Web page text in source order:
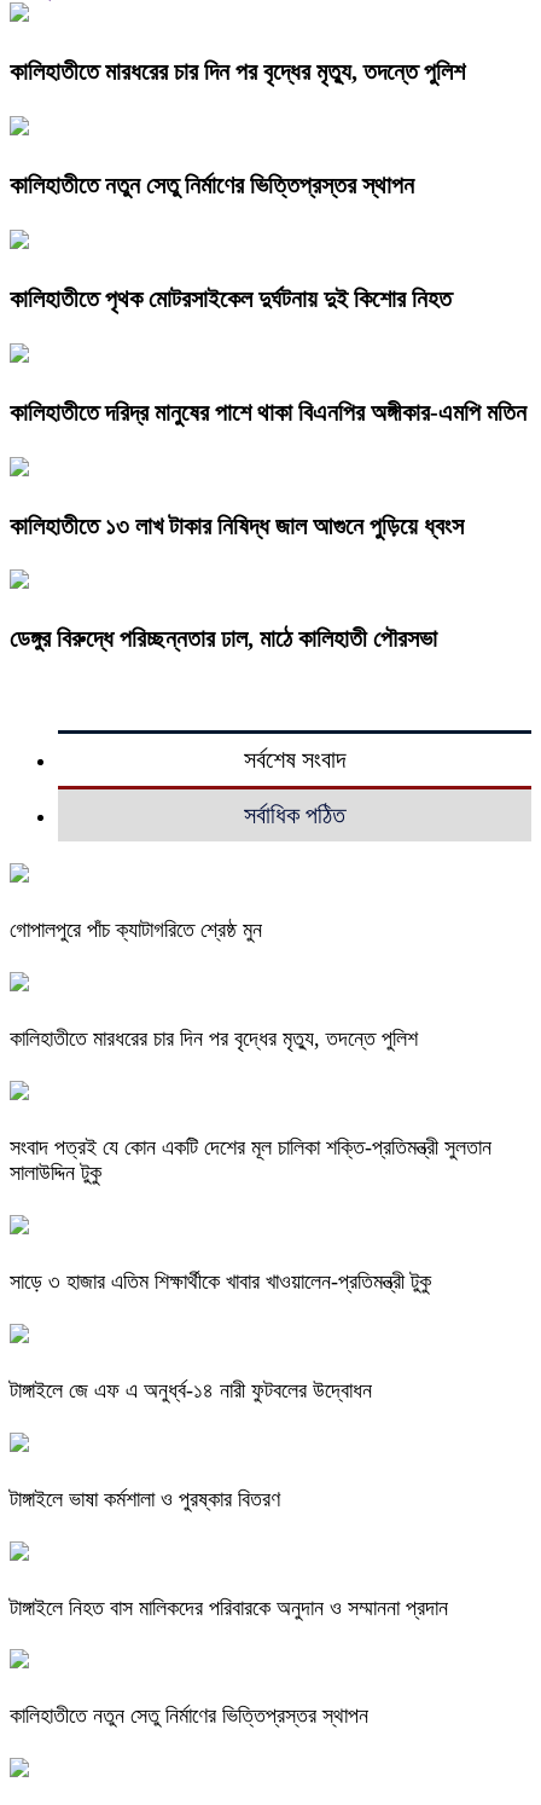
কালিহাতীতে মারধরের চার দিন পর বৃদ্ধের মৃত্যু, তদন্তে পুলিশ
কালিহাতীতে নতুন সেতু নির্মাণের ভিত্তিপ্রস্তর স্থাপন
কালিহাতীতে পৃথক মোটরসাইকেল দুর্ঘটনায় দুই কিশোর নিহত
কালিহাতীতে দরিদ্র মানুষের পাশে থাকা বিএনপির অঙ্গীকার-এমপি মতিন
কালিহাতীতে ১৩ লাখ টাকার নিষিদ্ধ জাল আগুনে পুড়িয়ে ধ্বংস
ডেঙ্গুর বিরুদ্ধে পরিচ্ছন্নতার ঢাল, মাঠে কালিহাতী পৌরসভা
সর্বশেষ সংবাদ
সর্বাধিক পঠিত
গোপালপুরে পাঁচ ক্যাটাগরিতে শ্রেষ্ঠ মুন
কালিহাতীতে মারধরের চার দিন পর বৃদ্ধের মৃত্যু, তদন্তে পুলিশ
সংবাদ পত্রই যে কোন একটি দেশের মূল চালিকা শক্তি-প্রতিমন্ত্রী সুলতান
সালাউদ্দিন টুকু
সাড়ে ৩ হাজার এতিম শিক্ষার্থীকে খাবার খাওয়ালেন-প্রতিমন্ত্রী টুকু
টাঙ্গাইলে জে এফ এ অনুর্ধ্ব-১৪ নারী ফুটবলের উদ্বোধন
টাঙ্গাইলে ভাষা কর্মশালা ও পুরষ্কার বিতরণ
টাঙ্গাইলে নিহত বাস মালিকদের পরিবারকে অনুদান ও সম্মাননা প্রদান
কালিহাতীতে নতুন সেতু নির্মাণের ভিত্তিপ্রস্তর স্থাপন